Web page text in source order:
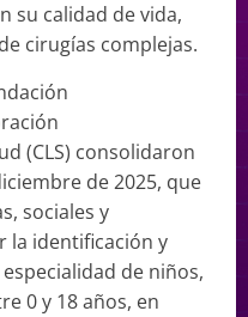
su calidad de vida,
cirugías complejas.
(CLS) consolidaron
de 2025, que
sociales y
la identificación y
de niños,
0 y 18 años, en